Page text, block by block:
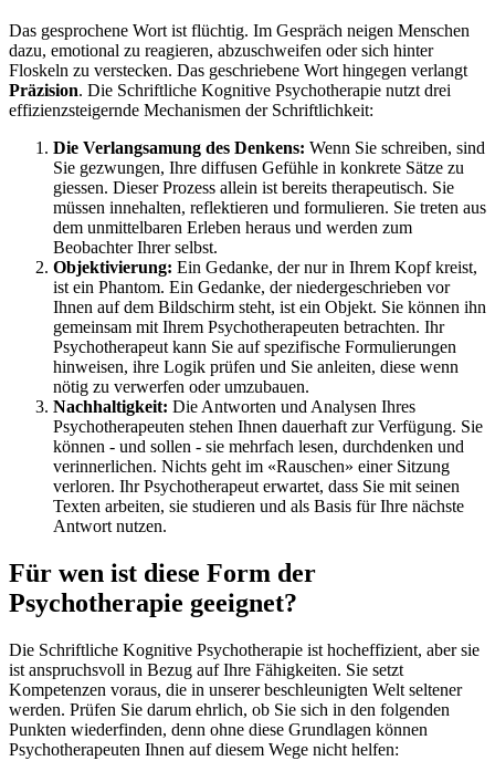
Das gesprochene Wort ist flüchtig. Im Gespräch neigen Menschen
dazu, emotional zu reagieren, abzuschweifen oder sich hinter
Floskeln zu verstecken. Das geschriebene Wort hingegen verlangt
Präzision. Die Schriftliche Kognitive Psychotherapie nutzt drei
effizienzsteigernde Mechanismen der Schriftlichkeit:
Die Verlangsamung des Denkens: Wenn Sie schreiben, sind
Sie gezwungen, Ihre diffusen Gefühle in konkrete Sätze zu
giessen. Dieser Prozess allein ist bereits therapeutisch. Sie
müssen innehalten, reflektieren und formulieren. Sie treten aus
dem unmittelbaren Erleben heraus und werden zum
Beobachter Ihrer selbst.
Objektivierung: Ein Gedanke, der nur in Ihrem Kopf kreist,
ist ein Phantom. Ein Gedanke, der niedergeschrieben vor
Ihnen auf dem Bildschirm steht, ist ein Objekt. Sie können ihn
gemeinsam mit Ihrem Psychotherapeuten betrachten. Ihr
Psychotherapeut kann Sie auf spezifische Formulierungen
hinweisen, ihre Logik prüfen und Sie anleiten, diese wenn
nötig zu verwerfen oder umzubauen.
Nachhaltigkeit: Die Antworten und Analysen Ihres
Psychotherapeuten stehen Ihnen dauerhaft zur Verfügung. Sie
können - und sollen - sie mehrfach lesen, durchdenken und
verinnerlichen. Nichts geht im «Rauschen» einer Sitzung
verloren. Ihr Psychotherapeut erwartet, dass Sie mit seinen
Texten arbeiten, sie studieren und als Basis für Ihre nächste
Antwort nutzen.
Für wen ist diese Form der
Psychotherapie geeignet?
Die Schriftliche Kognitive Psychotherapie ist hocheffizient, aber sie
ist anspruchsvoll in Bezug auf Ihre Fähigkeiten. Sie setzt
Kompetenzen voraus, die in unserer beschleunigten Welt seltener
werden. Prüfen Sie darum ehrlich, ob Sie sich in den folgenden
Punkten wiederfinden, denn ohne diese Grundlagen können
Psychotherapeuten Ihnen auf diesem Wege nicht helfen: